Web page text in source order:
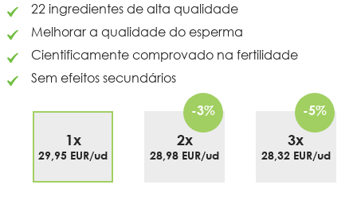
22 ingredientes de alta qualidade
Melhorar a qualidade do esperma
Cientificamente comprovado na fertilidade
Sem efeitos secundários
1x
29,95 EUR/ud
-3%
2x
28,98 EUR/ud
-5%
3x
28,32 EUR/ud